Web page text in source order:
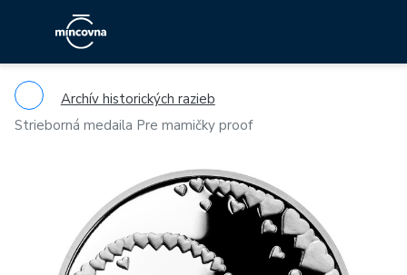
Archív historických razieb
Strieborná medaila Pre mamičky proof